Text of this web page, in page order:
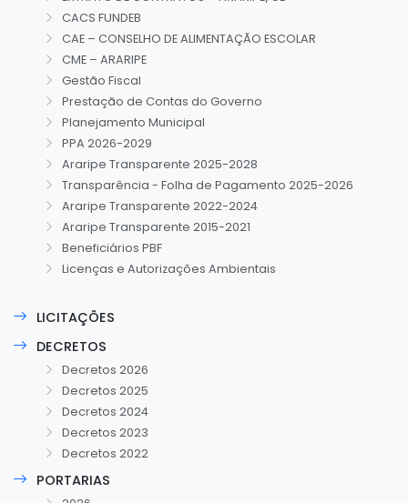
CACS FUNDEB
CAE – CONSELHO DE ALIMENTAÇÃO ESCOLAR
CME – ARARIPE
Gestão Fiscal
Prestação de Contas do Governo
Planejamento Municipal
PPA 2026-2029
Araripe Transparente 2025-2028
Transparência - Folha de Pagamento 2025-2026
Araripe Transparente 2022-2024
Araripe Transparente 2015-2021
Beneficiários PBF
Licenças e Autorizações Ambientais
LICITAÇÕES
DECRETOS
Decretos 2026
Decretos 2025
Decretos 2024
Decretos 2023
Decretos 2022
PORTARIAS